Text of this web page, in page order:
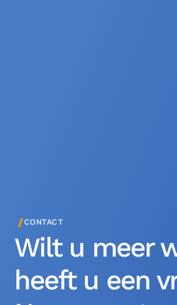
/CONTACT
Wilt u meer
heeft u een